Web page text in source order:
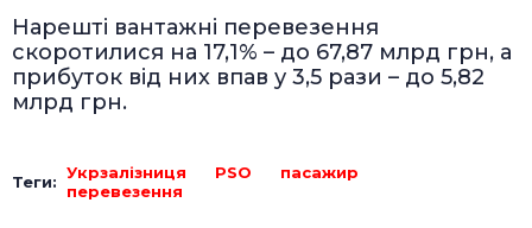
Нарешті вантажні перевезення
скоротилися на 17,1% – до 67,87 млрд грн, а
прибуток від них впав у 3,5 рази – до 5,82
млрд грн.
Теги: Укрзалізниця PSO
пасажир
перевезення